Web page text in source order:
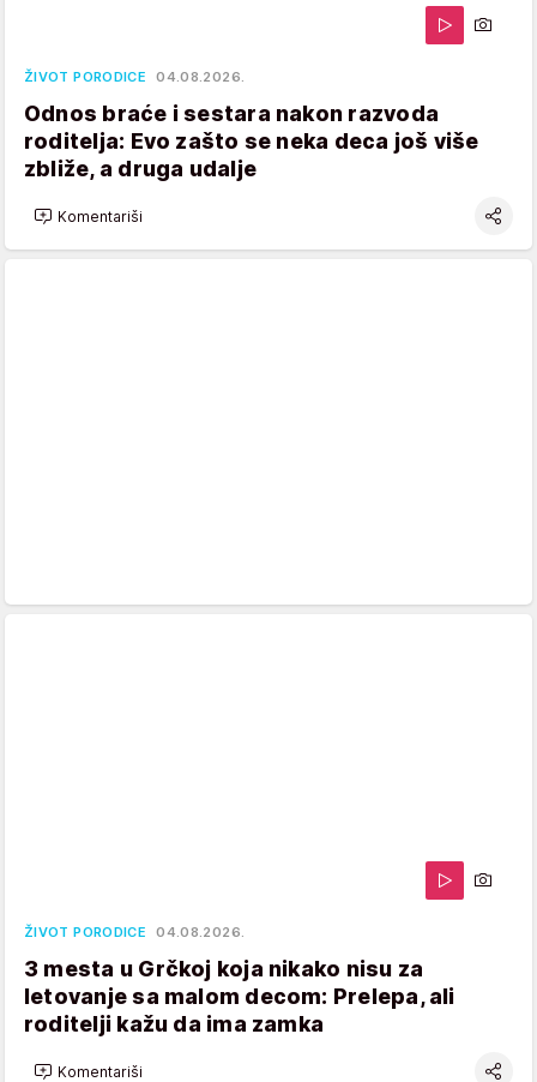
ŽIVOT PORODICE 04.08.2026.
Odnos braće i sestara nakon razvoda
roditelja: Evo zašto se neka deca još više
zbliže, a druga udalje
Komentariši
ŽIVOT PORODICE 04.08.2026.
3 mesta u Grčkoj koja nikako nisu za
letovanje sa malom decom: Prelepa, ali
roditelji kažu da ima zamka
Komentariši